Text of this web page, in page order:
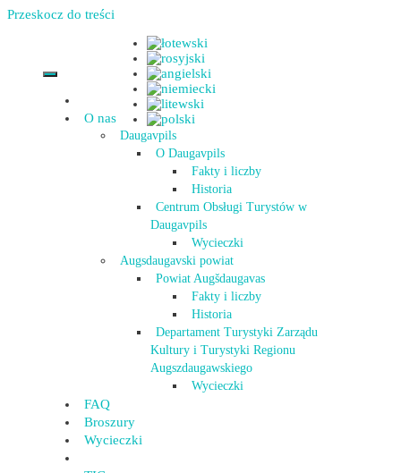
Przeskocz do treści
O nas
Daugavpils
O Daugavpils
Fakty i liczby
Historia
Centrum Obsługi Turystów w
Daugavpils
Wycieczki
Augsdaugavski powiat
Powiat Augšdaugavas
Fakty i liczby
Historia
Departament Turystyki Zarządu
Kultury i Turystyki Regionu
Augszdaugawskiego
Wycieczki
FAQ
Broszury
Wycieczki